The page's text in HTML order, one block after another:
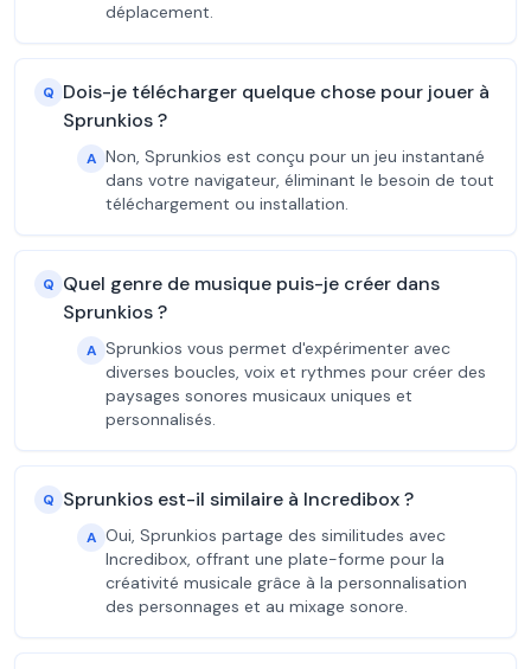
déplacement.
Q Dois-je télécharger quelque chose pour jouer à
Sprunkios ?
A Non, Sprunkios est conçu pour un jeu instantané
dans votre navigateur, éliminant le besoin de tout
téléchargement ou installation.
Q Quel genre de musique puis-je créer dans
Sprunkios ?
A Sprunkios vous permet d'expérimenter avec
diverses boucles, voix et rythmes pour créer des
paysages sonores musicaux uniques et
personnalisés.
Q Sprunkios est-il similaire à Incredibox ?
A Oui, Sprunkios partage des similitudes avec
Incredibox, offrant une plate-forme pour la
créativité musicale grâce à la personnalisation
des personnages et au mixage sonore.